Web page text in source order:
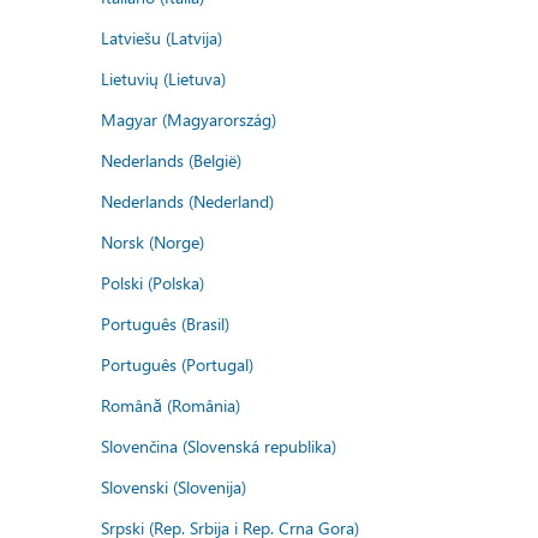
Latviešu (Latvija)
Lietuvių (Lietuva)
Magyar (Magyarország)
Nederlands (België)
Nederlands (Nederland)
Norsk (Norge)
Polski (Polska)
Português (Brasil)
Português (Portugal)
Română (România)
Slovenčina (Slovenská republika)
Slovenski (Slovenija)
Srpski (Rep. Srbija i Rep. Crna Gora)